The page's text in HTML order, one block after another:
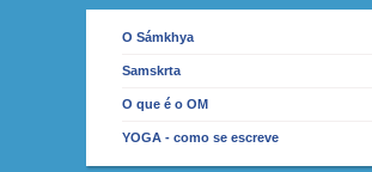
O Sámkhya
Samskrta
O que é o OM
YOGA - como se escreve